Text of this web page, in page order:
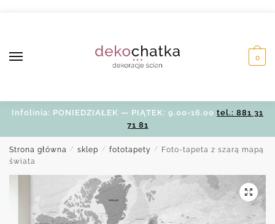
0
Infolinia: PONIEDZIAŁEK — PIĄTEK: 9.00-16.00 tel.: 881 31
71 81
Strona główna / sklep / fototapety /
Foto-tapeta z szarą mapą
świata